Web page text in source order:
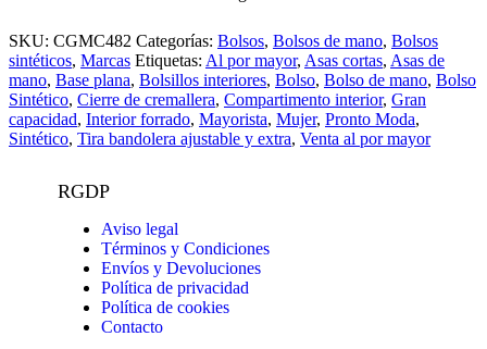
SKU: CGMC482 Categorías: Bolsos, Bolsos de mano, Bolsos
sintéticos, Marcas Etiquetas: Al por mayor, Asas cortas, Asas de
mano, Base plana, Bolsillos interiores, Bolso, Bolso de mano, Bolso
Sintético, Cierre de cremallera, Compartimento interior, Gran
capacidad, Interior forrado, Mayorista, Mujer, Pronto Moda,
Sintético, Tira bandolera ajustable y extra, Venta al por mayor
RGDP
Aviso legal
Términos y Condiciones
Envíos y Devoluciones
Política de privacidad
Política de cookies
Contacto